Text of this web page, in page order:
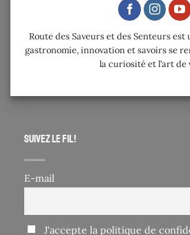
Route des Saveurs et des Senteurs est
gastronomie, innovation et savoirs se
la curiosité et l’art de
Suivez le fil !
E-mail
J'accepte la politique de